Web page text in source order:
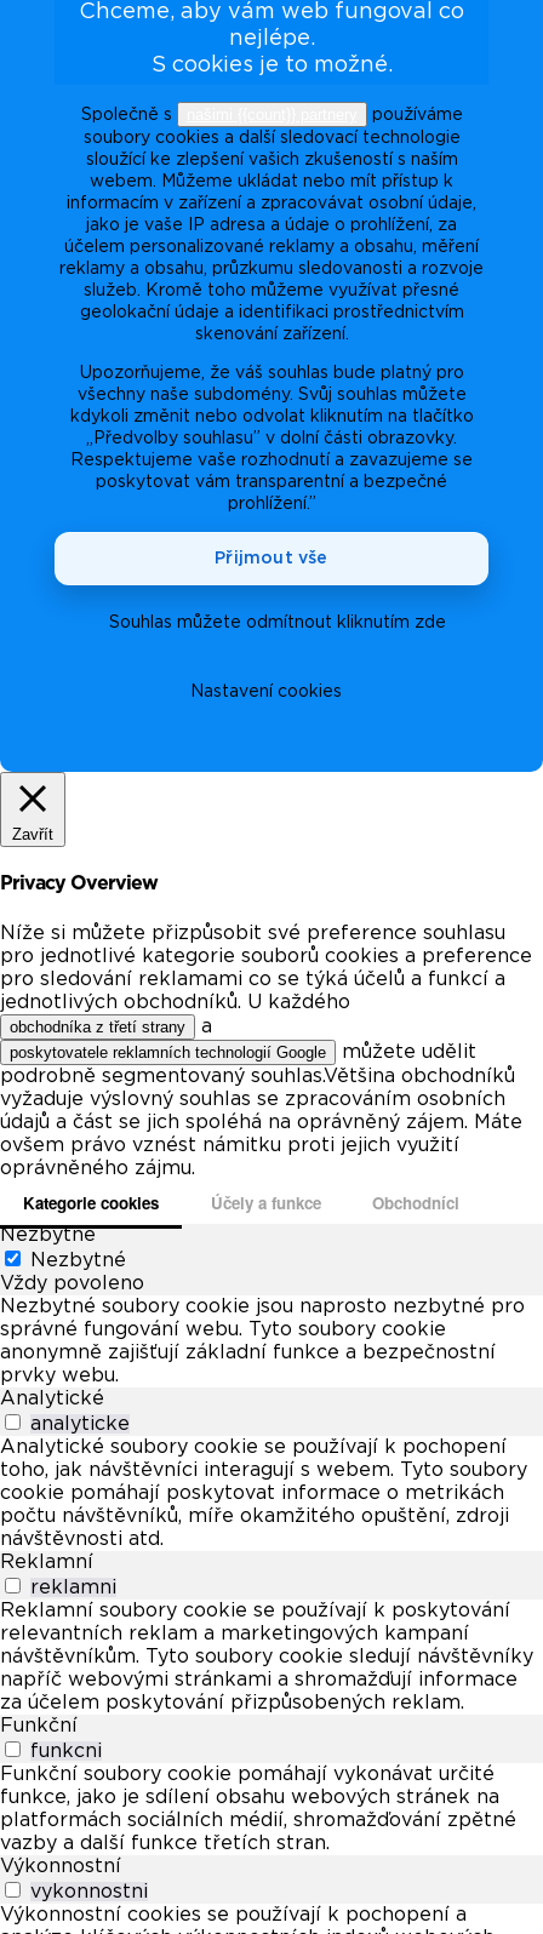
Chceme, aby vám web fungoval co
nejlépe.
S cookies je to možné.
Společně s
používáme
soubory cookies a další sledovací technologie
sloužící ke zlepšení vašich zkušeností s naším
webem. Můžeme ukládat nebo mít přístup k
informacím v zařízení a zpracovávat osobní údaje,
jako je vaše IP adresa a údaje o prohlížení, za
účelem personalizované reklamy a obsahu, měření
reklamy a obsahu, průzkumu sledovanosti a rozvoje
služeb. Kromě toho můžeme využívat přesné
geolokační údaje a identifikaci prostřednictvím
skenování zařízení.
Upozorňujeme, že váš souhlas bude platný pro
všechny naše subdomény. Svůj souhlas můžete
kdykoli změnit nebo odvolat kliknutím na tlačítko
„Předvolby souhlasu” v dolní části obrazovky.
Respektujeme vaše rozhodnutí a zavazujeme se
poskytovat vám transparentní a bezpečné
prohlížení.”
Nastavení cookies
Souhlas můžete odmítnout kliknutím zde
Přijmout vše
Zavřít
Privacy Overview
Níže si můžete přizpůsobit své preference souhlasu
pro jednotlivé kategorie souborů cookies a preference
pro sledování reklamami co se týká účelů a funkcí a
jednotlivých obchodníků. U každého
obchodníka z třetí strany a
poskytovatele reklamních technologií Google
můžete udělit
podrobně segmentovaný souhlas.Většina obchodníků
vyžaduje výslovný souhlas se zpracováním osobních
údajů a část se jich spoléhá na oprávněný zájem. Máte
ovšem právo vznést námitku proti jejich využití
oprávněného zájmu.
Kategorie cookies Účely a funkce Obchodníci
Nezbytné
Nezbytné
Vždy povoleno
Nezbytné soubory cookie jsou naprosto nezbytné pro
správné fungování webu. Tyto soubory cookie
anonymně zajišťují základní funkce a bezpečnostní
prvky webu.
Analytické
analyticke
Analytické soubory cookie se používají k pochopení
toho, jak návštěvníci interagují s webem. Tyto soubory
cookie pomáhají poskytovat informace o metrikách
počtu návštěvníků, míře okamžitého opuštění, zdroji
návštěvnosti atd.
Reklamní
reklamni
Reklamní soubory cookie se používají k poskytování
relevantních reklam a marketingových kampaní
návštěvníkům. Tyto soubory cookie sledují návštěvníky
napříč webovými stránkami a shromažďují informace
za účelem poskytování přizpůsobených reklam.
Funkční
funkcni
Funkční soubory cookie pomáhají vykonávat určité
funkce, jako je sdílení obsahu webových stránek na
platformách sociálních médií, shromažďování zpětné
vazby a další funkce třetích stran.
Výkonnostní
vykonnostni
Výkonnostní cookies se používají k pochopení a